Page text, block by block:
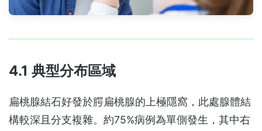
4.1 典型分布區域
扁桃腺結石好發於腭扁桃腺的上極隱窩，此處腺體結
構較深且分支複雜。約75%病例為單側發生，其中右